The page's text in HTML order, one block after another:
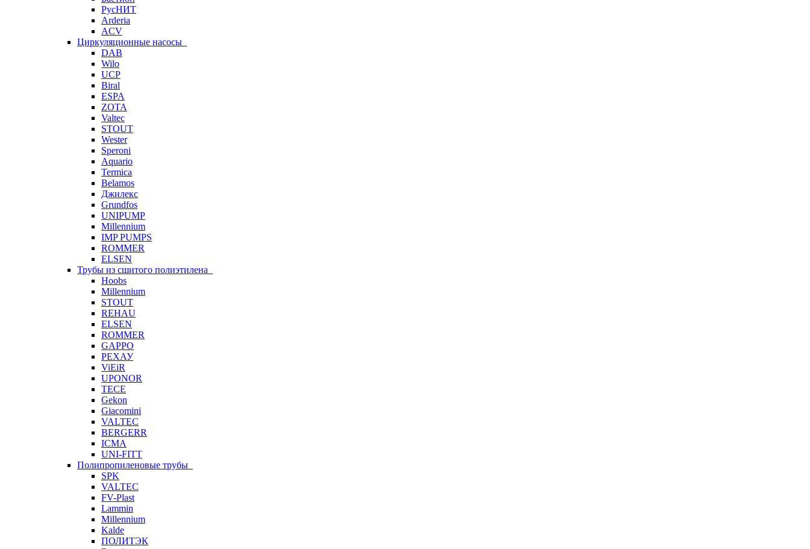
РусНИТ
Arderia
ACV
Циркуляционные насосы
DAB
Wilo
UCP
Biral
ESPA
ZOTA
Valtec
STOUT
Wester
Speroni
Aquario
Termica
Belamos
Джилекс
Grundfos
UNIPUMP
Millennium
IMP PUMPS
ROMMER
ELSEN
Трубы из сшитого полиэтилена
Hoobs
Millennium
STOUT
REHAU
ELSEN
ROMMER
GAPPO
РЕХАУ
ViEiR
UPONOR
TECE
Gekon
Giacomini
VALTEC
BERGERR
ICMA
UNI-FITT
Полипропиленовые трубы
SPK
VALTEC
FV-Plast
Lammin
Millennium
Kalde
ПОЛИТЭК